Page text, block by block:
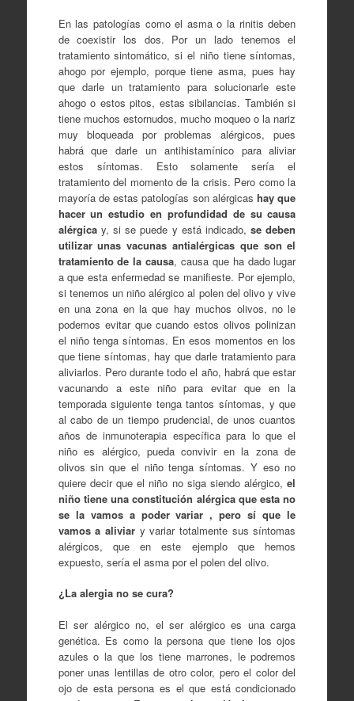
En las patologías como el asma o la rinitis deben
de coexistir los dos. Por un lado tenemos el
tratamiento sintomático, si el niño tiene síntomas,
ahogo por ejemplo, porque tiene asma, pues hay
que darle un tratamiento para solucionarle este
ahogo o estos pitos, estas sibilancias. También si
tiene muchos estornudos, mucho moqueo o la nariz
muy bloqueada por problemas alérgicos, pues
habrá que darle un antihistamínico para aliviar
estos síntomas. Esto solamente sería el
tratamiento del momento de la crisis. Pero como la
mayoría de estas patologías son alérgicashay que
hacer un estudio en profundidad de su causa
alérgicay, si se puede y está indicado,se deben
utilizar unas vacunas antialérgicas que son el
tratamiento de la causa, causa que ha dado lugar
a que esta enfermedad se manifieste. Por ejemplo,
si tenemos un niño alérgico al polen del olivo y vive
en una zona en la que hay muchos olivos, no le
podemos evitar que cuando estos olivos polinizan
el niño tenga síntomas. En esos momentos en los
que tiene síntomas, hay que darle tratamiento para
aliviarlos. Pero durante todo el año, habrá que estar
vacunando a este niño para evitar que en la
temporada siguiente tenga tantos síntomas, y que
al cabo de un tiempo prudencial, de unos cuantos
años de inmunoterapia específica para lo que el
niño es alérgico, pueda convivir en la zona de
olivos sin que el niño tenga síntomas. Y eso no
quiere decir que el niño no siga siendo alérgico,el
niño tiene una constitución alérgica que esta no
se la vamos a poder variar , pero sí que le
vamos a aliviary variar totalmente sus síntomas
alérgicos, que en este ejemplo que hemos
expuesto, sería el asma por el polen del olivo.
¿La alergia no se cura?
El ser alérgico no, el ser alérgico es una carga
genética. Es como la persona que tiene los ojos
azules o la que los tiene marrones, le podremos
poner unas lentillas de otro color, pero el color del
ojo de esta persona es el que está condicionado